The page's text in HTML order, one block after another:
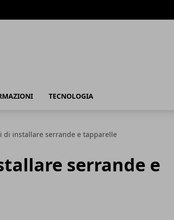
TECNOLOGIA
di installare serrande e tapparelle
serrande e